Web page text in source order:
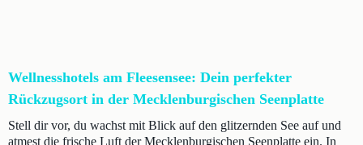
Wellnesshotels am Fleesensee: Dein perfekter
Rückzugsort in der Mecklenburgischen Seenplatte
Stell dir vor, du wachst mit Blick auf den glitzernden See auf und
atmest die frische Luft der Mecklenburgischen Seenplatte ein. In